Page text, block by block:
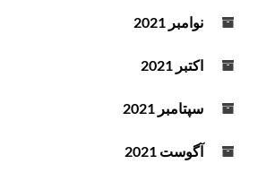
نوامبر 2021
اکتبر 2021
سپتامبر 2021
آگوست 2021